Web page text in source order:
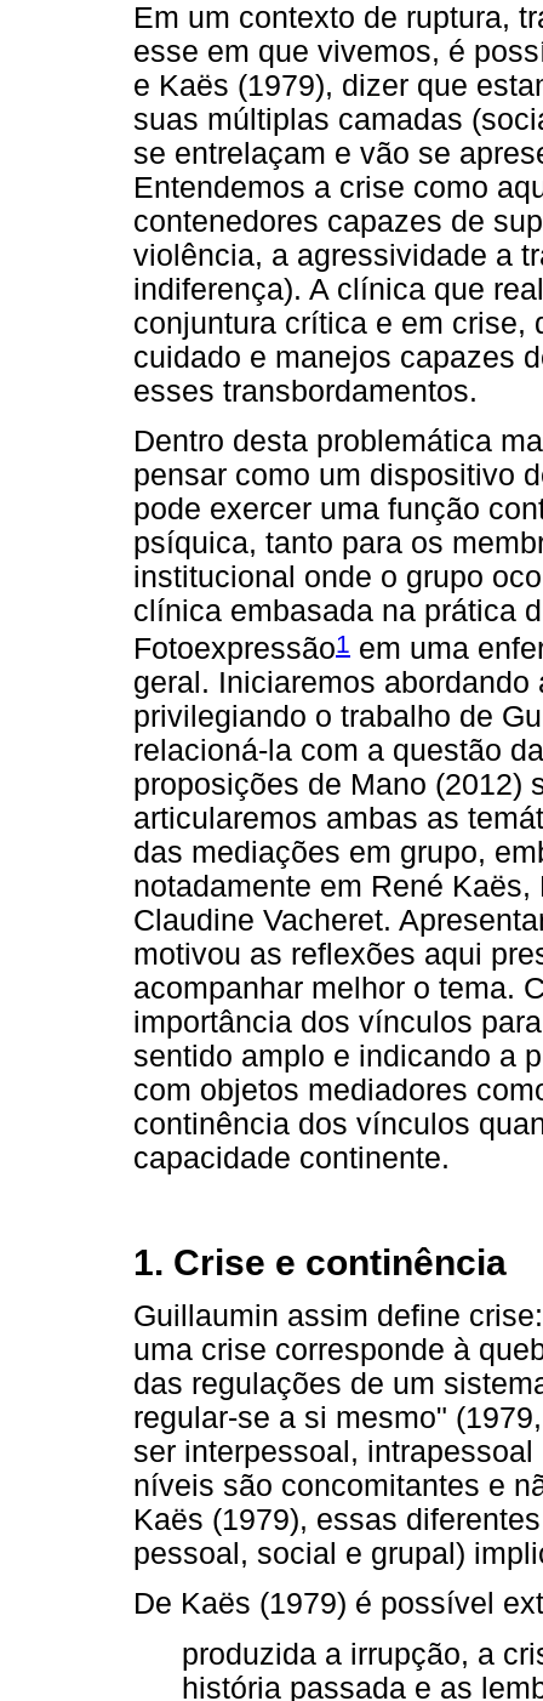
Em um contexto de ruptura,
esse em que vivemos, é
e Kaës (1979), dizer que
suas múltiplas camadas
se entrelaçam e vão se
Entendemos a crise como
contenedores capazes de
violência, a agressividade a
indiferença). A clínica que
conjuntura crítica e em crise,
cuidado e manejos capazes
esses transbordamentos.
Dentro desta problemática
pensar como um dispositivo
pode exercer uma função
psíquica, tanto para os
institucional onde o grupo
clínica embasada na prática
Fotoexpressão1 em uma
geral. Iniciaremos
privilegiando o trabalho de
relacioná-la com a questão
proposições de Mano (2012)
articularemos ambas as
das mediações em grupo,
notadamente em René
Claudine Vacheret.
motivou as reflexões aqui
acompanhar melhor o tema.
importância dos vínculos
sentido amplo e indicando a
com objetos mediadores
continência dos vínculos
capacidade continente.
1. Crise e continência
Guillaumin assim define
uma crise corresponde à
das regulações de um
regular-se a si mesmo"
ser interpessoal,
níveis são concomitantes e
Kaës (1979), essas
pessoal, social e grupal)
De Kaës (1979) é possível
produzida a irrupção, a
história passada e as